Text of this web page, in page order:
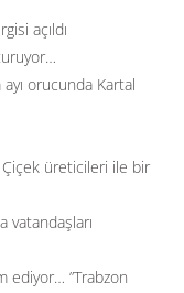
açıldı
orucunda Kartal
Çiçek üreticileri ile bir
vatandaşları
ediyor… ”Trabzon